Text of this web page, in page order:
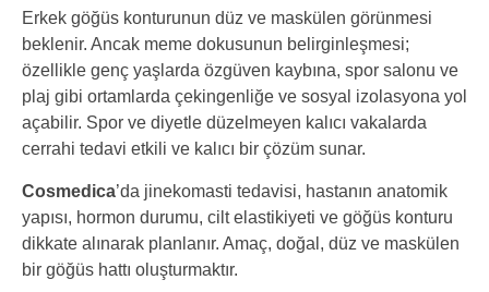
Erkek göğüs konturunun düz ve maskülen görünmesi
beklenir. Ancak meme dokusunun belirginleşmesi;
özellikle genç yaşlarda özgüven kaybına, spor salonu ve
plaj gibi ortamlarda çekingenliğe ve sosyal izolasyona yol
açabilir. Spor ve diyetle düzelmeyen kalıcı vakalarda
cerrahi tedavi etkili ve kalıcı bir çözüm sunar.
Cosmedica’da jinekomasti tedavisi, hastanın anatomik
yapısı, hormon durumu, cilt elastikiyeti ve göğüs konturu
dikkate alınarak planlanır. Amaç, doğal, düz ve maskülen
bir göğüs hattı oluşturmaktır.